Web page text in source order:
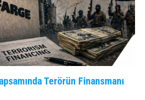
Terörün Finansmanı